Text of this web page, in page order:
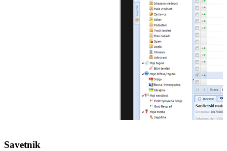
Savetnik